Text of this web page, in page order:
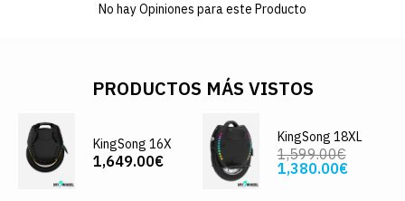
No hay Opiniones para este Producto
PRODUCTOS MÁS VISTOS
KingSong 16X
1,649.00€
KingSong 18XL
1,599.00€
1,380.00€